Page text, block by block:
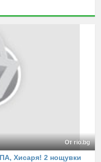
От rio.bg
Хисаря! 2 нощувки